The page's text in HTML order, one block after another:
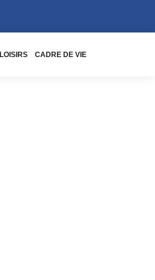
LOISIRS CADRE DE VIE